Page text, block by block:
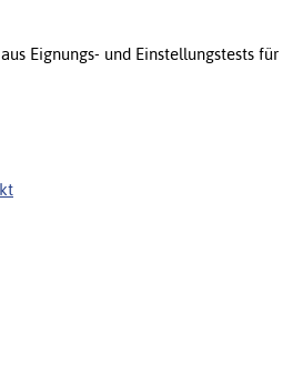
Eignungs- und Einstellungstests für